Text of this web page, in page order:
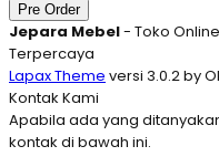
Pre Order
Jepara Mebel- Toko
Terpercaya
Lapax Theme versi 3.0.2 by
Kontak Kami
Apabila ada yang
kontak di bawah ini.